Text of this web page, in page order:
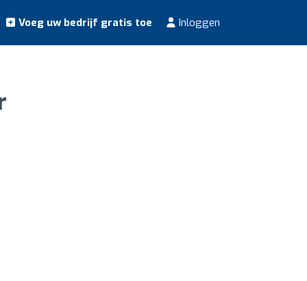
Voeg uw bedrijf gratis toe Inloggen